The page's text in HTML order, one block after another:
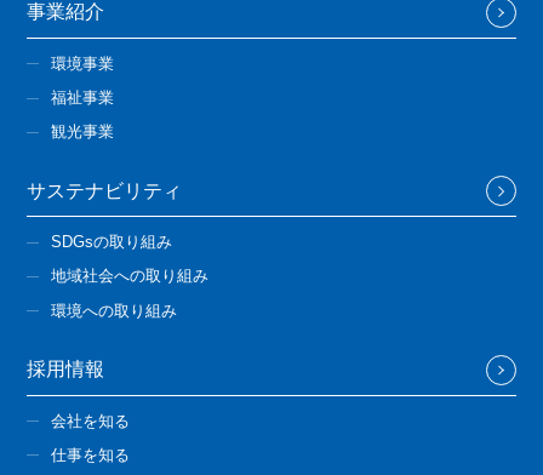
事業紹介
環境事業
福祉事業
観光事業
サステナビリティ
SDGsの取り組み
地域社会への取り組み
環境への取り組み
採用情報
会社を知る
仕事を知る